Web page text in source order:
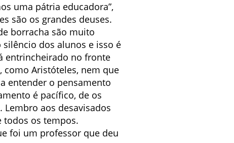
uma pátria educadora”,
são os grandes deuses.
borracha são muito
dos alunos e isso é
entrincheirado no fronte
como Aristóteles, nem que
entender o pensamento
é pacífico, de os
aos desavisados
todos os tempos.
foi um professor que deu